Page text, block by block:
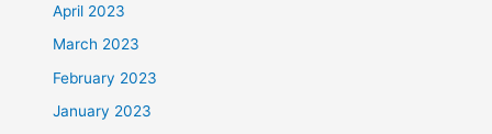
April 2023
March 2023
February 2023
January 2023